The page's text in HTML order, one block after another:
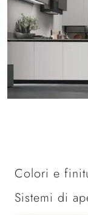
Colori e
Sistemi di